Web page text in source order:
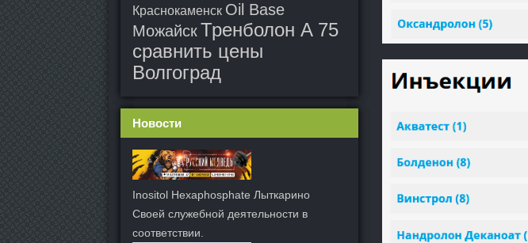
Краснокаменск Oil Base
МожайскТренболон A 75
сравнить цены
Волгоград
Новости
Inositol Hexaphosphate Лыткарино
Своей служебной деятельности в
соответствии.